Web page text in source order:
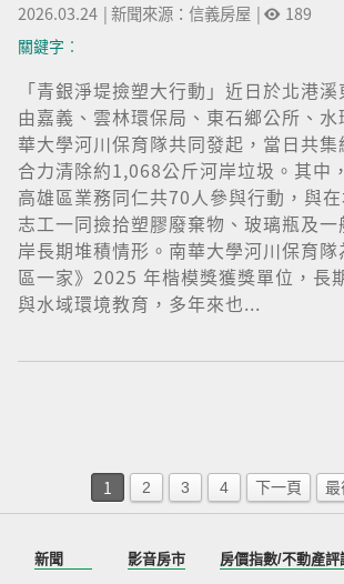
2026.03.24 |新聞來源：信義房屋 | 189
關鍵字︰
「青銀淨堤撿塑大行動」近日於北港溪
由嘉義、雲林環保局、東石鄉公所、
華大學河川保育隊共同發起，當日共集
合力清除約1,068公斤河岸垃圾。其中
高雄區業務同仁共70人參與行動，與
志工一同撿拾塑膠廢棄物、玻璃瓶及
岸長期堆積情形。南華大學河川保育
區一家》2025 年楷模獎獲獎單位，長
與水域環境教育，多年來也...
1 2 3 4 下一頁 最
新聞 影音房市 房價指數/不動產評